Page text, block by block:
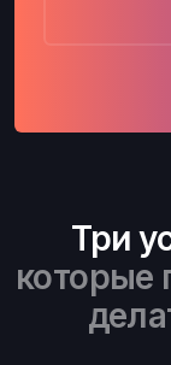
Три
которые